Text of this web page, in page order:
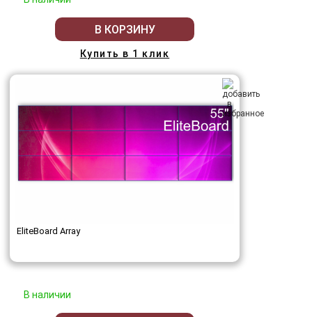
В КОРЗИНУ
Купить в 1 клик
EliteBoard Array
В наличии